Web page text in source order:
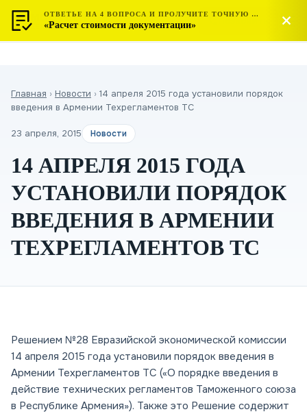
МОСТЕСТ
ЦЕНТР СЕРТИФИКАЦИИ
Главная › Новости › 14 апреля 2015 года установили порядок
введения в Армении Техрегламентов ТС
23 апреля, 2015 Новости
14 АПРЕЛЯ 2015 ГОДА
УСТАНОВИЛИ ПОРЯДОК
ВВЕДЕНИЯ В АРМЕНИИ
ТЕХРЕГЛАМЕНТОВ ТС
Решением №28 Евразийской экономической комиссии
14 апреля 2015 года установили порядок введения в
Армении Техрегламентов ТС («О порядке введения в
действие технических регламентов Таможенного союза
в Республике Армения»). Также это Решение содержит
ОТВЕТЬЕ НА 4 ВОПРОСА И ПРОЛУЧИТЕ ТОЧНУЮ СТОИМОСТЬ
«Расчет стоимости документации»